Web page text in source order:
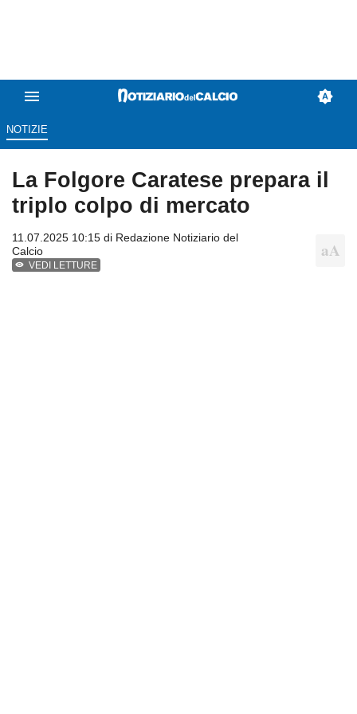
NOTIZIE
La Folgore Caratese prepara il
triplo colpo di mercato
11.07.2025 10:15 di Redazione Notiziario del
Calcio
VEDI LETTURE